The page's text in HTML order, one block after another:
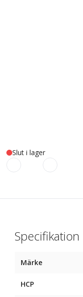
Slut i lager
Specifikation
Märke
HCP